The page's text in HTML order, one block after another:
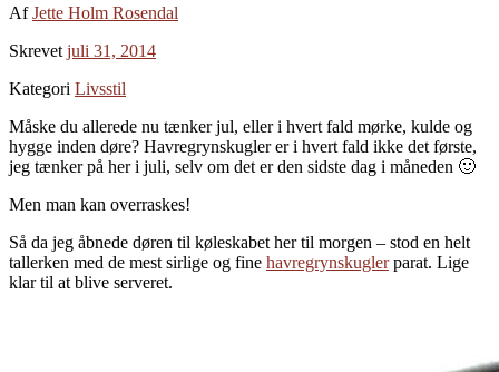
AfJette Holm Rosendal
Skrevet juli 31, 2014
Kategori Livsstil
Måske du allerede nu tænker jul, eller i hvert fald mørke, kulde og
hygge inden døre? Havregrynskugler er i hvert fald ikke det første,
jeg tænker på her i juli, selv om det er den sidste dag i måneden 🙂
Men man kan overraskes!
Så da jeg åbnede døren til køleskabet her til morgen – stod en helt
tallerken med de mest sirlige og fine havregrynskuglerparat. Lige
klar til at blive serveret.